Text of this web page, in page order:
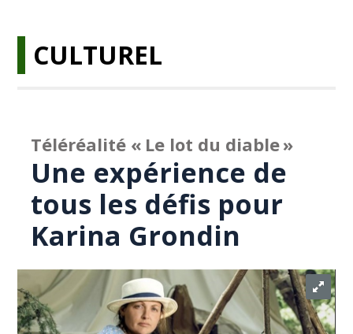
CULTUREL
Téléréalité « Le lot du diable »
Une expérience de
tous les défis pour
Karina Grondin